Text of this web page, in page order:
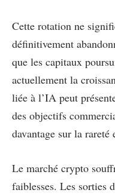
Cette rotation ne
définitivement
que les capitaux
actuellement la
liée à l’IA peut
des objectifs
davantage sur la
Le marché crypto
faiblesses. Les sorties